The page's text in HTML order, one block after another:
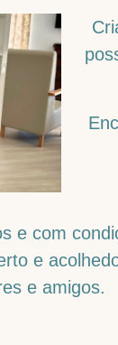
e com
e
e amigos.